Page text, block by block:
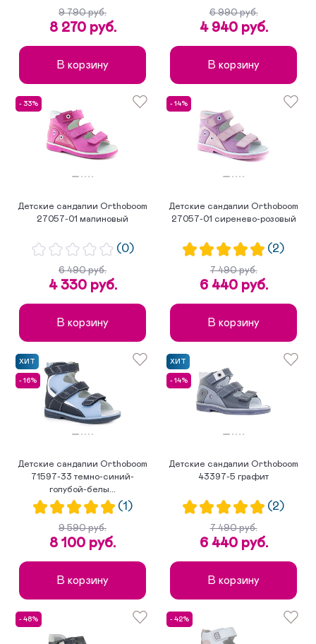
9 790 руб.
8 270 руб.
В корзину
6 990 руб.
4 940 руб.
В корзину
- 33%
Детские сандалии Orthoboom
27057-01 малиновый
(0)
6 490 руб.
4 330 руб.
В корзину
- 14%
Детские сандалии Orthoboom
27057-01 сиренево-розовый
(2)
7 490 руб.
6 440 руб.
В корзину
ХИТ
- 16%
Детские сандалии Orthoboom
71597-33 темно-синий-
голубой-белы...
(1)
9 590 руб.
8 100 руб.
В корзину
ХИТ
- 14%
Детские сандалии Orthoboom
43397-5 графит
(2)
7 490 руб.
6 440 руб.
В корзину
- 48% - 42%